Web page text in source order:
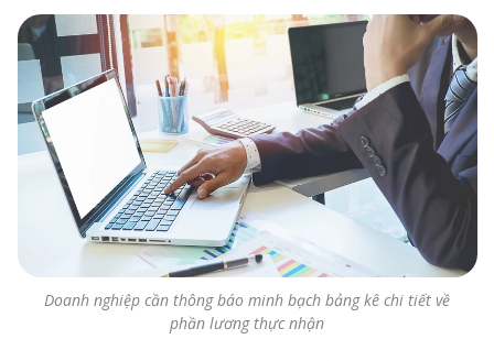
Doanh nghiệp cần thông báo minh bạch bảng kê chi tiết về
phần lương thực nhận